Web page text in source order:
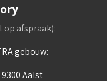
afspraak):
gebouw:
Aalst